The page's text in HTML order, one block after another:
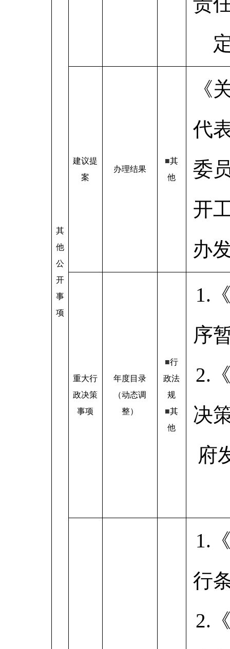
其
他
公
开
事
项
建议提
案
办理结果
■其
他
《
代
委
开
办
重大行
政决策
事项
年度目录
（动态调
整）
■行
政法
规
■其
他
1.
序
2.
决
府
1.
行
2.